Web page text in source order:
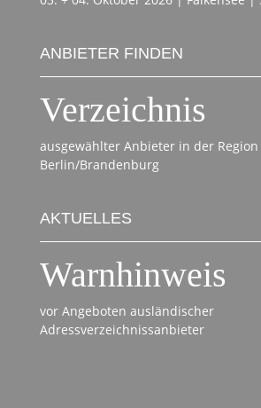
ANBIETER FINDEN
Verzeichnis
ausgewählter Anbieter in der Region
Berlin/Brandenburg
AKTUELLES
Warnhinweis
vor Angeboten ausländischer
Adressverzeichnissanbieter